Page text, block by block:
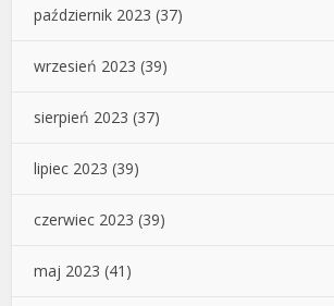
październik 2023 (37)
wrzesień 2023 (39)
sierpień 2023 (37)
lipiec 2023 (39)
czerwiec 2023 (39)
maj 2023 (41)